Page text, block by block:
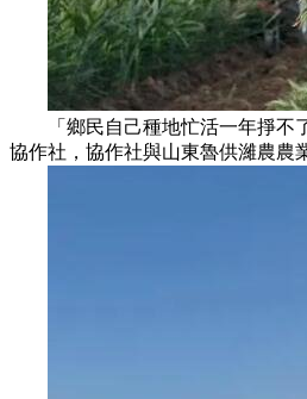
「鄉民自己種地忙活一年掙不了
協作社，協作社與山東魯供濰農農